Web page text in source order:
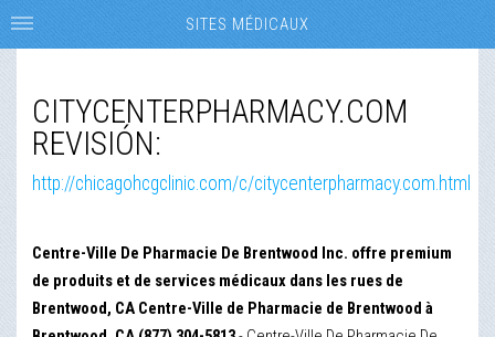
CITYCENTERPHARMACY.COM
REVISIÓN:
http://chicagohcgclinic.com/c/citycenterpharmacy.com.html
Centre-Ville De Pharmacie De Brentwood Inc. offre premium
de produits et de services médicaux dans les rues de
Brentwood, CA Centre-Ville de Pharmacie de Brentwood à
SITES MÉDICAUX